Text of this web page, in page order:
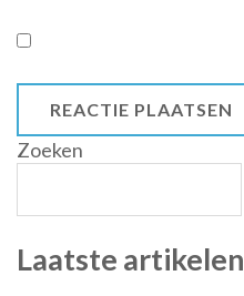
Zoeken
Laatste artikelen